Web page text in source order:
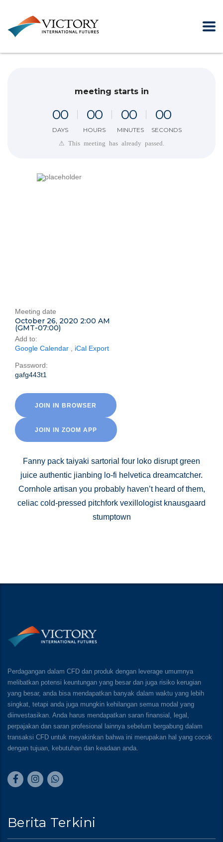
meeting starts in
DAYS
00
HOURS
00
MINUTES
00
SECONDS
00
⚠ This meeting has already passed.
Meeting date
October 26, 2020 2:00 AM
(GMT-07:00)
Add to:
Google Calendar
iCal Export
Password:
gafg443t1
JOIN IN BROWSER
JOIN IN ZOOM APP
Fanny pack taiyaki sartorial four loko disrupt green
juice authentic jianbing lo-fi helvetica dreamcatcher.
Cornhole artisan you probably haven’t heard of them,
celiac cold-pressed pitchfork vexillologist knausgaard
stumptown
Perdagangan dalam CFD dan produk dengan leverage umumnya
melibatkan potensi keuntungan yang besar dan juga risiko kerugian
yang besar, anda bisa mendapatkan banyak dalam waktu yang lebih
singkat, tetapi anda juga mungkin kehilangan semua modal yang
diinvestasikan. Anda harus mendapatkan saran finansial, legal,
perpajakan dan saran profesional lainnya sebelum bergabung dalam
transaksi CFD untuk meyakinkan bahwa ini merupakan hal yang cocok
dengan tujuan, kebutuhan dan keadaan anda.
Berita Terkini